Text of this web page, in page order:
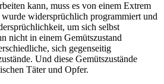
kann, muss es von einem Extrem
widersprüchlich programmiert und
um sich selbst
nicht in einem Gemütszustand
sich gegenseitig
Und diese Gemütszustände
Täter und Opfer.